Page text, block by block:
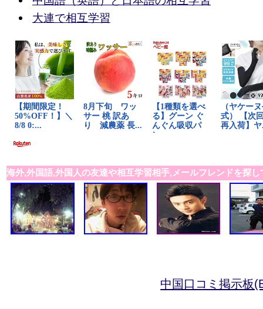
大連で相互学習
海外,外国語,外国人の友達や相互学習相手,メールフレンドを探し
中国口コミ掲示板